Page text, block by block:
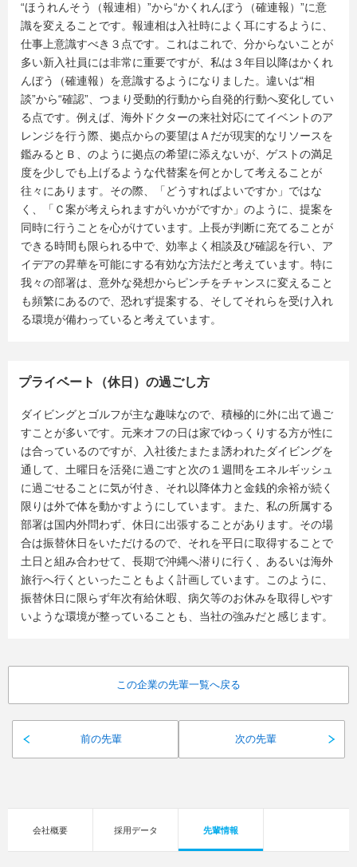
“ほうれんそう（報連相）”から“かくれんぼう（確連報）”に意
識を変えることです。報連相は入社時によく耳にするように、
仕事上意識すべき３点です。これはこれで、分からないことが
多い新入社員には非常に重要ですが、私は３年目以降はかくれ
んぼう（確連報）を意識するようになりました。違いは“相
談”から“確認”、つまり受動的行動から自発的行動へ変化してい
る点です。例えば、海外ドクターの来社対応にてイベントのア
レンジを行う際、拠点からの要望はＡだが現実的なリソースを
鑑みるとＢ、のように拠点の希望に添えないが、ゲストの満足
度を少しでも上げるような代替案を何とかして考えることが
往々にあります。その際、「どうすればよいですか」ではな
く、「Ｃ案が考えられますがいかがですか」のように、提案を
同時に行うことを心がけています。上長が判断に充てることが
できる時間も限られる中で、効率よく相談及び確認を行い、ア
イデアの昇華を可能にする有効な方法だと考えています。特に
我々の部署は、意外な発想からピンチをチャンスに変えること
も頻繁にあるので、恐れず提案する、そしてそれらを受け入れ
る環境が備わっていると考えています。
プライベート（休日）の過ごし方
ダイビングとゴルフが主な趣味なので、積極的に外に出て過ご
すことが多いです。元来オフの日は家でゆっくりする方が性に
は合っているのですが、入社後たまたま誘われたダイビングを
通して、土曜日を活発に過ごすと次の１週間をエネルギッシュ
に過ごせることに気が付き、それ以降体力と金銭的余裕が続く
限りは外で体を動かすようにしています。また、私の所属する
部署は国内外問わず、休日に出張することがあります。その場
合は振替休日をいただけるので、それを平日に取得することで
土日と組み合わせて、長期で沖縄へ潜りに行く、あるいは海外
旅行へ行くといったこともよく計画しています。このように、
振替休日に限らず年次有給休暇、病欠等のお休みを取得しやす
いような環境が整っていることも、当社の強みだと感じます。
前の先輩
この企業の先輩一覧へ戻る
次の先輩
会社概要 採用データ 先輩情報